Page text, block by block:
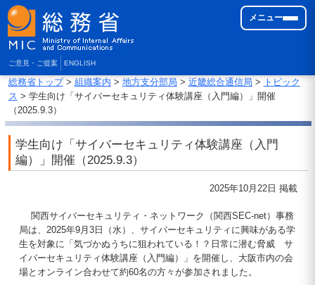
ご意見・ご提案 ENGLISH
メニュー
総務省トップ> 組織案内 > 地方支分部局 > 近畿総合通信局 > トピック
ス > 学生向け「サイバーセキュリティ体験講座（入門編）」開催
（2025.9.3）
学生向け「サイバーセキュリティ体験講座（入門
編）」開催（2025.9.3）
2025年10月22日 掲載
関西サイバーセキュリティ・ネットワーク（関西SEC-net）事務
局は、2025年9月3日（水）、サイバーセキュリティに興味がある学
生を対象に「気づかぬうちに狙われている！？日常に潜む脅威 サ
イバーセキュリティ体験講座（入門編）」を開催し、大阪市内の会
場とオンライン合わせて約60名の方々が参加されました。